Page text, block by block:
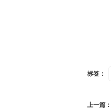
标签：
上一篇：